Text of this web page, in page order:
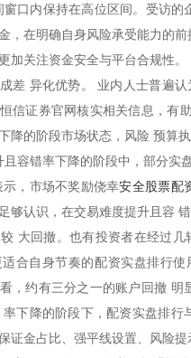
窗口内保持在高位区间。受访
，在明确自身风险承受能力的
加关注资金安全与平台合规性
差 异化优势。 业内人士普遍
信证券官网核实相关信息，有
降的阶段市场状态，风险 预算
容错率下降的阶段中，部分实
，市场不奖励侥幸安全股票配
够认识，在交易难度提升且容
大回撤。也有投资者在经过
合自身节奏的配资实盘排行
，约有三分之一的账户回撤
下降的阶段下，配资实盘排行
证金占比、强平线设置、风险